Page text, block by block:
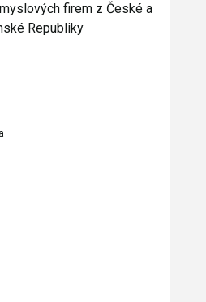
firem z České a
Republiky